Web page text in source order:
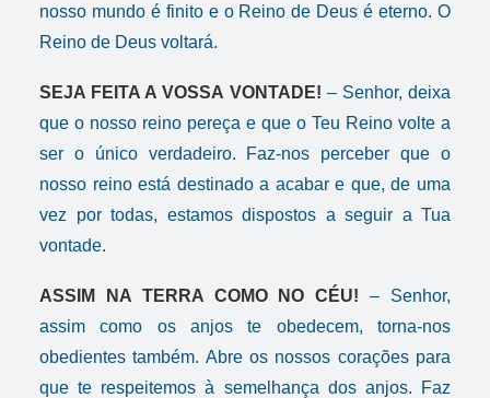
nosso mundo é finito e o Reino de Deus é eterno. O
Reino de Deus voltará.
SEJA FEITA A VOSSA VONTADE! – Senhor, deixa
que o nosso reino pereça e que o Teu Reino volte a
ser o único verdadeiro. Faz-nos perceber que o
nosso reino está destinado a acabar e que, de uma
vez por todas, estamos dispostos a seguir a Tua
vontade.
ASSIM NA TERRA COMO NO CÉU! – Senhor,
assim como os anjos te obedecem, torna-nos
obedientes também. Abre os nossos corações para
que te respeitemos à semelhança dos anjos. Faz